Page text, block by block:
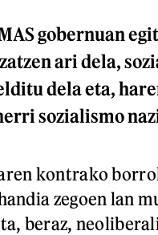
gobernuan
ari dela,
dela eta,
sozialismo
kontrako
zegoen lan
beraz,